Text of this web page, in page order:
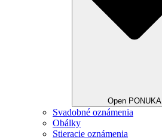
Open PONUKA
Svadobné oznámenia
Obálky
Stieracie oznámenia